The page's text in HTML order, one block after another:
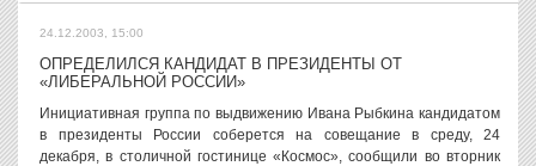
24.12.2003, 15:00
ОПРЕДЕЛИЛСЯ КАНДИДАТ В ПРЕЗИДЕНТЫ ОТ
«ЛИБЕРАЛЬНОЙ РОССИИ»
Инициативная группа по выдвижению Ивана Рыбкина кандидатом
в президенты России соберется на совещание в среду, 24
декабря, в столичной гостинице «Космос», сообщили во вторник